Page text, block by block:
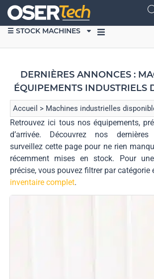
☰ STOCK MACHINES
DERNIÈRES ANNONCES :
ÉQUIPEMENTS INDUSTRIELS
Accueil > Machines industrielles
Retrouvez ici tous nos équipements,
d’arrivée. Découvrez nos
surveillez cette page pour ne rien
récemment mises en stock. Pour
précise, vous pouvez filtrer par catégorie
inventaire complet.